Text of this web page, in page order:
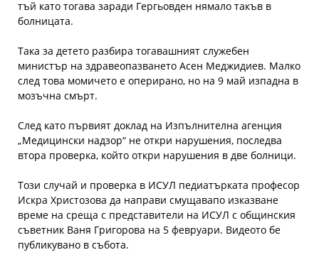
тъй като тогава заради Гергьовден нямало такъв в
болницата.
Така за детето разбира тогавашният служебен
министър на здравеопазването Асен Меджидиев. Малко
след това момичето е оперирано, но на 9 май изпадна в
мозъчна смърт.
След като първият доклад на Изпълнителна агенция
„Медицински надзор“ не откри нарушения, последва
втора проверка, който откри нарушения в две болници.
Този случай и проверка в ИСУЛ педиатърката професор
Искра Христозова да направи смущавапо изказване
време на среща с представители на ИСУЛ с общинския
съветник Ваня Григорова на 5 февруари. Видеото бе
публикувано в събота.